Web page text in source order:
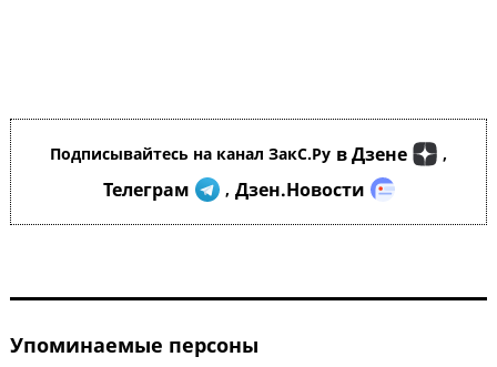
Подписывайтесь на канал ЗакС.Ру в Дзене ,
Телеграм , Дзен.Новости
Упоминаемые персоны